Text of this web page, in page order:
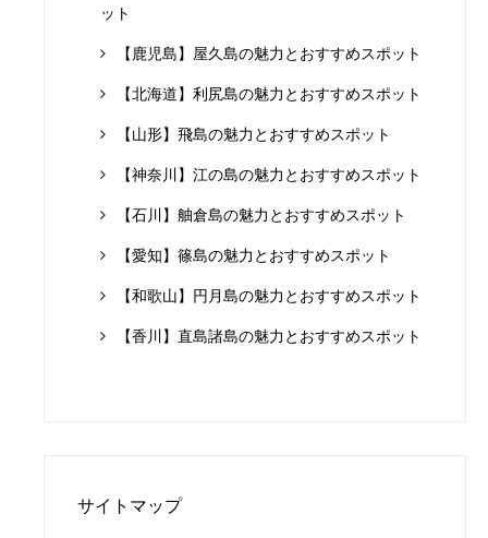
ット
【鹿児島】屋久島の魅力とおすすめスポット
【北海道】利尻島の魅力とおすすめスポット
【山形】飛島の魅力とおすすめスポット
【神奈川】江の島の魅力とおすすめスポット
【石川】舳倉島の魅力とおすすめスポット
【愛知】篠島の魅力とおすすめスポット
【和歌山】円月島の魅力とおすすめスポット
【香川】直島諸島の魅力とおすすめスポット
サイトマップ